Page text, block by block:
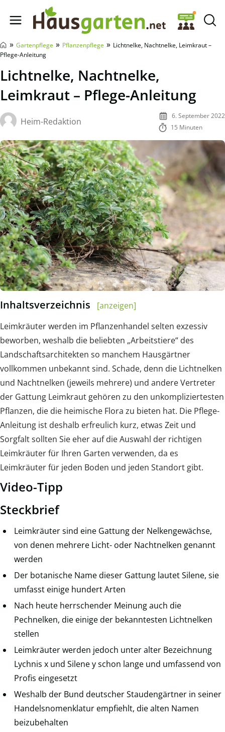
Hausgarten.net
» Gartenpflege » Pflanzenpflege » Lichtnelke, Nachtnelke, Leimkraut –
Pflege-Anleitung
Lichtnelke, Nachtnelke,
Leimkraut – Pflege-Anleitung
Heim-Redaktion
6. September 2022
15 Minuten
Inhaltsverzeichnis
[anzeigen]
Leimkräuter werden im Pflanzenhandel selten exzessiv
beworben, weshalb die beliebten „Arbeitstiere“ des
Landschaftsarchitekten so manchem Hausgärtner
vollkommen unbekannt sind. Schade, denn die Lichtnelken
und Nachtnelken (jeweils mehrere) und andere Vertreter
der Gattung Leimkraut gehören zu den unkompliziertesten
Pflanzen, die die heimische Flora zu bieten hat. Die Pflege-
Anleitung ist deshalb erfreulich kurz, etwas Zeit und
Sorgfalt sollten Sie eher auf die Auswahl der richtigen
Leimkräuter für Ihren Garten verwenden, da es
Leimkräuter für jeden Boden und jeden Standort gibt.
Video-Tipp
Steckbrief
Leimkräuter sind eine Gattung der Nelkengewächse,
von denen mehrere Licht- oder Nachtnelken genannt
werden
Der botanische Name dieser Gattung lautet Silene, sie
umfasst einige hundert Arten
Nach heute herrschender Meinung auch die
Pechnelken, die einige der bekanntesten Lichtnelken
stellen
Leimkräuter werden jedoch unter alter Bezeichnung
Lychnis x und Silene y schon lange und umfassend von
Profis eingesetzt
Weshalb der Bund deutscher Staudengärtner in seiner
Handelsnomenklatur empfiehlt, die alten Namen
beizubehalten